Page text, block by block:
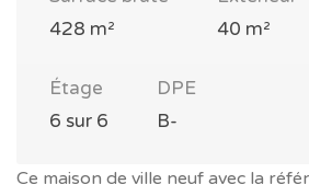
428 m²
40 m²
Étage
6 sur 6
DPE
B-
Ce maison de ville neuf avec la